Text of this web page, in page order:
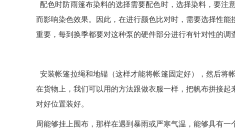
配色时防雨篷布染料的选择需要配色时，选择染料，要注
而影响染色效果。因此，在进行颜色比对时，需要选择性
重要，每到换季都要对这种泵的硬件部分进行有针对性的
安装帐篷拉绳和地锚（这样才能将帐篷固定好），然后将
在货物上，我们可以用的方法跟做衣服一样，把帆布拼接
对好位置装好。
周能够挂上围布，那样在遇到暴雨或严寒气温，能够具有